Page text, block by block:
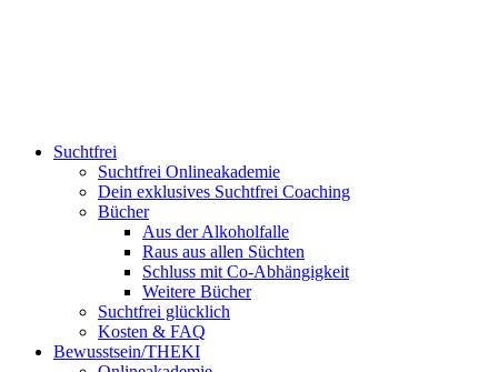
Suchtfrei
Suchtfrei Onlineakademie
Dein exklusives Suchtfrei Coaching
Bücher
Aus der Alkoholfalle
Raus aus allen Süchten
Schluss mit Co-Abhängigkeit
Weitere Bücher
Suchtfrei glücklich
Kosten & FAQ
Bewusstsein/THEKI